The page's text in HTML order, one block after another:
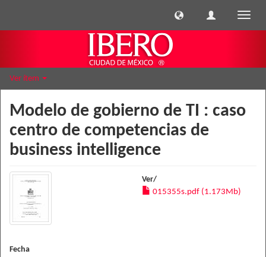
Ver ítem
Modelo de gobierno de TI : caso
centro de competencias de
business intelligence
Ver/
015355s.pdf (1.173Mb)
Fecha